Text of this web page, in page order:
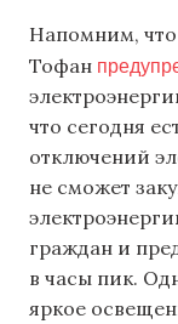
Напомним,
Тофан
что сегодня
отключений
не сможет
граждан и
в часы пик.
яркое